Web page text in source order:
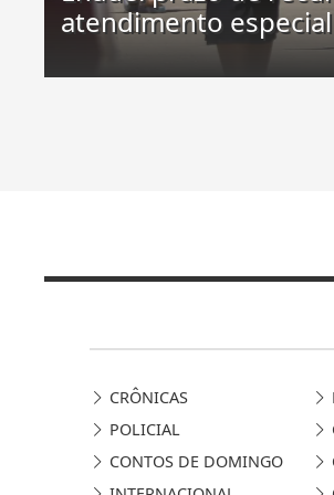
atendimento
CRÔNICAS
POLICIAL
CONTOS DE DOMINGO